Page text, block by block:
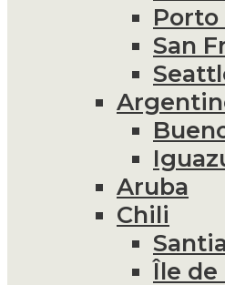
Porto
San
Aruba
Chili
Île de